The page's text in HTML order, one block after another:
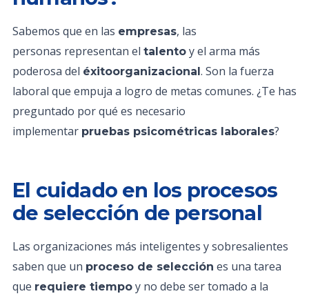
Sabemos que en las empresas, las
personas representan el talento y el arma más
poderosa del éxitoorganizacional. Son la fuerza
laboral que empuja a logro de metas comunes. ¿Te has
preguntado por qué es necesario
implementar pruebas psicométricas laborales?
El cuidado en los procesos
de selección de personal
Las organizaciones más inteligentes y sobresalientes
saben que un proceso de selección es una tarea
que requiere tiempo y no debe ser tomado a la